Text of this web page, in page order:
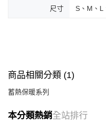
尺寸 S、M、L
商品相關分類 (1)
蓄熱保暖系列
本分類熱銷全站排行